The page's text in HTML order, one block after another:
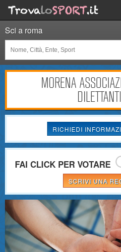
Sci a roma
MORENA
RICHIEDI
FAI CLICK PER VOTARE
SCRIVI UNA